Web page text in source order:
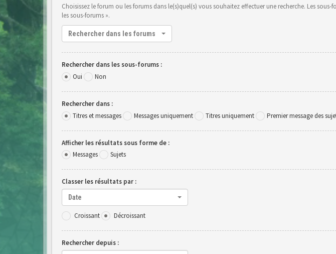
Choisissez le forum ou les forums dans le(s)quel(s) vous souhaitez effectuer une recherche. Les
les sous-forums ».
Rechercher dans les forums
Rechercher dans les sous-forums :
Oui
Non
Rechercher dans :
Titres et messages
Messages uniquement Titres uniquement Premier message des
Afficher les résultats sous forme de :
Messages
Sujets
Classer les résultats par :
Date
Croissant Décroissant
Rechercher depuis :